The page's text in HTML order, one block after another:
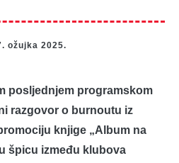
ožujka 2025.
posljednjem programskom
razgovor o burnoutu iz
knjige „Album na
špicu između klubova